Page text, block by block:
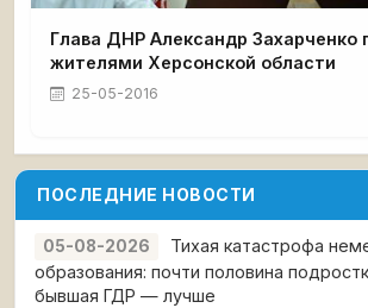
Глава ДНР Александр Захарченко
жителями Херсонской области
25-05-2016
ПОСЛЕДНИЕ НОВОСТИ
05-08-2026
Тихая катастрофа
образования: почти половина
бывшая ГДР — лучше